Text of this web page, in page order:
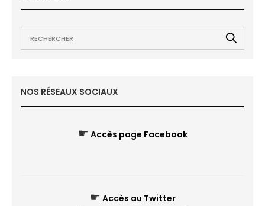
NOS RÉSEAUX SOCIAUX
☛ Accès page Facebook
☛ Accès au Twitter